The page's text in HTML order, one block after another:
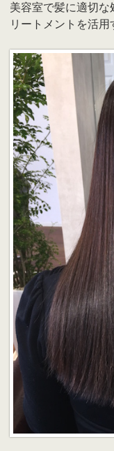
美容室で髪に適切な
リートメントを活用